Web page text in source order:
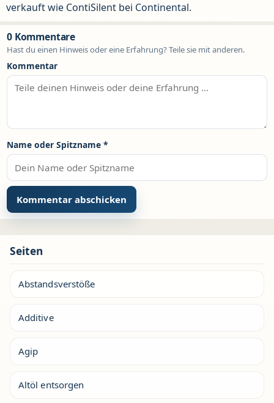
verkauft wie ContiSilent bei Continental.
0 Kommentare
Hast du einen Hinweis oder eine Erfahrung? Teile sie mit anderen.
Kommentar
Name oder Spitzname *
Seiten
Abstandsverstöße
Additive
Agip
Altöl entsorgen